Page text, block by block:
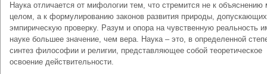
Наука отличается от мифологии тем, что стремится не к объяснению
целом, а к формулированию законов развития природы, допускающих
эмпирическую проверку. Разум и опора на чувственную реальность
науке большее значение, чем вера. Наука – это, в определенной
синтез философии и религии, представляющее собой теоретическое
освоение действительности.